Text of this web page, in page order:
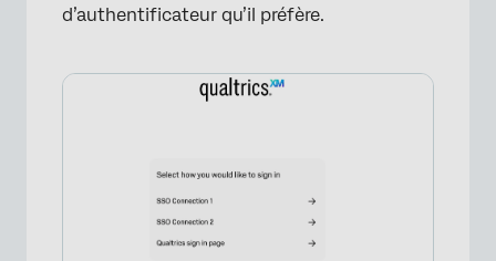
d’authentificateur qu’il préfère.